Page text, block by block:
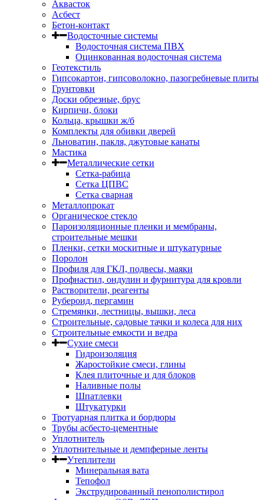
Аквасток
Асбест
Бетон-контакт
Водосточные системы
Водосточная система ПВХ
Оцинкованная водосточная система
Геотекстиль
Гипсокартон, гипсоволокно, пазогребневые плиты
Грунтовки
Доски обрезные, брус
Кирпичи, блоки
Кольца, крышки ж/б
Комплекты для обивки дверей
Льноватин, пакля, джутовые канаты
Мастика
Металлические сетки
Сетка-рабица
Сетка ЦПВС
Сетка сварная
Металлопрокат
Органическое стекло
Пароизоляционные пленки и мембраны,
строительные мешки
Пленки, сетки москитные и штукатурные
Поролон
Профиля для ГКЛ, подвесы, маяки
Профнастил, ондулин и фурнитура для кровли
Растворители, реагенты
Рубероид, пергамин
Стремянки, лестницы, вышки, леса
Строительные, садовые тачки и колеса для них
Строительные емкости и ведра
Сухие смеси
Гидроизоляция
Жаростойкие смеси, глины
Клея плиточные и для блоков
Наливные полы
Шпатлевки
Штукатурки
Тротуарная плитка и бордюры
Трубы асбесто-цементные
Уплотнитель
Уплотнительные и демпферные ленты
Утеплители
Минеральная вата
Тепофол
Экструдированный пенополистирол